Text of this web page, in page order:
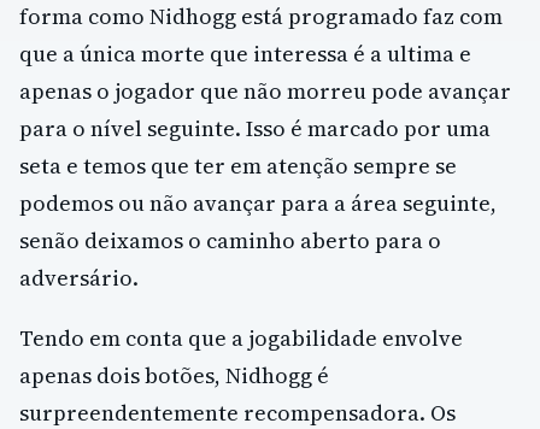
forma como Nidhogg está programado faz com
que a única morte que interessa é a ultima e
apenas o jogador que não morreu pode avançar
para o nível seguinte. Isso é marcado por uma
seta e temos que ter em atenção sempre se
podemos ou não avançar para a área seguinte,
senão deixamos o caminho aberto para o
adversário.
Tendo em conta que a jogabilidade envolve
apenas dois botões, Nidhogg é
surpreendentemente recompensadora. Os